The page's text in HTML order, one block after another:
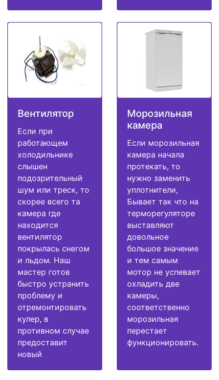
Вентилятор
Если при
работающем
холодильнике
слышен
подозрительный
шум или треск, то
скорее всего та
камера где
находится
вентилятор
покрылась снегом
и льдом. Наш
мастер готов
быстро устранить
проблему и
отремонтировать
кулер, в
противном случае
предоставит
новый
Морозильная
камера
Если морозильная
камера начала
протекать, то
нужно заменить
уплотнители,
Бывает так что на
терморегуляторе
выставляют
довольное
большое значение
и тем самым
мотор не успевает
охладить две
камеры,
соответственно
морозильная
перестает
функционировать.